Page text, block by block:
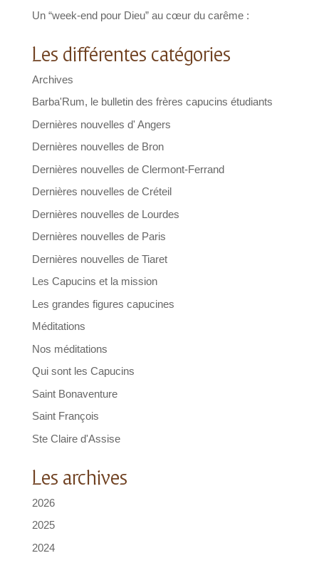
Un “week-end pour Dieu” au cœur du carême :
Les différentes catégories
Archives
Barba'Rum, le bulletin des frères capucins étudiants
Dernières nouvelles d' Angers
Dernières nouvelles de Bron
Dernières nouvelles de Clermont-Ferrand
Dernières nouvelles de Créteil
Dernières nouvelles de Lourdes
Dernières nouvelles de Paris
Dernières nouvelles de Tiaret
Les Capucins et la mission
Les grandes figures capucines
Méditations
Nos méditations
Qui sont les Capucins
Saint Bonaventure
Saint François
Ste Claire d'Assise
Les archives
2026
2025
2024